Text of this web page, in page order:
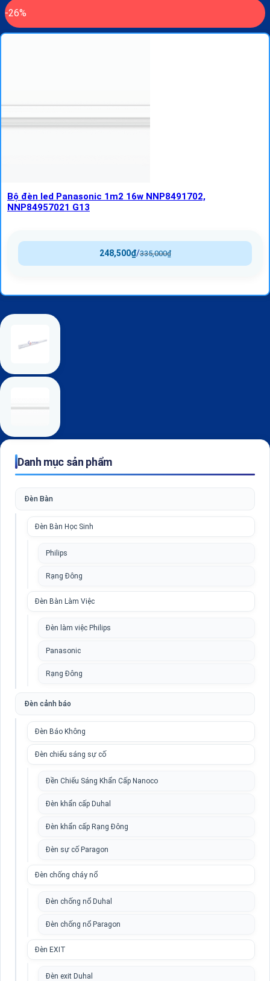
-26%
Bộ đèn led Panasonic 1m2 16w NNP8491702,
NNP84957021 G13
335,000₫
/
248,500₫
Danh mục sản phẩm
Đèn Bàn
Đèn Bàn Học Sinh
Philips
Rạng Đông
Đèn Bàn Làm Việc
Đèn làm việc Philips
Panasonic
Rạng Đông
Đèn cảnh báo
Đèn Báo Không
Đèn chiếu sáng sự cố
Đền Chiếu Sáng Khẩn Cấp Nanoco
Đèn khẩn cấp Duhal
Đèn khẩn cấp Rạng Đông
Đèn sự cố Paragon
Đèn chống cháy nổ
Đèn chống nổ Duhal
Đèn chống nổ Paragon
Đèn EXIT
Đèn exit Duhal